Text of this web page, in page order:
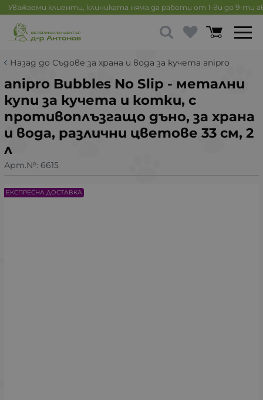
Уважаеми клиенти, клиниката няма да работи от 1-ви до 9-ти
Назад до Съдове за храна и вода за кучета anipro
anipro Bubbles No Slip - метални
купи за кучета и котки, с
противоплъзгащо дъно, за храна
и вода, различни цветове 33 см, 2
л
Арт.№: 6615
ЕКСПРЕСНА ДОСТАВКА